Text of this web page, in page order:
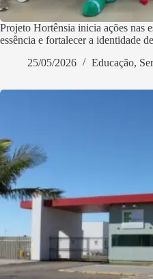
Projeto Hortênsia inicia ações nas
essência e fortalecer a identidade
25/05/2026
Educação,